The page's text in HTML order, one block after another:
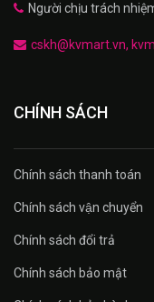
Người chịu trách
cskh@kvmart.vn,
CHÍNH SÁCH
Chính sách thanh toán
Chính sách vận chuyển
Chính sách đổi trả
Chính sách bảo mật